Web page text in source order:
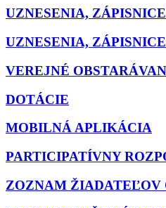
UZNESENIA,
UZNESENIA,
VEREJNÉ
DOTÁCIE
MOBILNÁ APLIKÁCIA
PARTICIPATÍVNY
ZOZNAM ŽIADATEĽOV